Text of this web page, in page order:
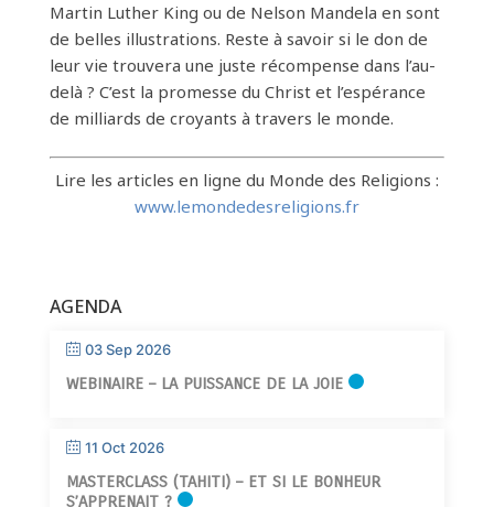
Martin Luther King ou de Nelson Mandela en sont
de belles illustrations. Reste à savoir si le don de
leur vie trouvera une juste récompense dans l’au-
delà ? C’est la promesse du Christ et l’espérance
de milliards de croyants à travers le monde.
Lire les articles en ligne du Monde des Religions :
www.lemondedesreligions.fr
AGENDA
03 Sep 2026
WEBINAIRE – LA PUISSANCE DE LA JOIE
11 Oct 2026
MASTERCLASS (TAHITI) – ET SI LE BONHEUR
S’APPRENAIT ?